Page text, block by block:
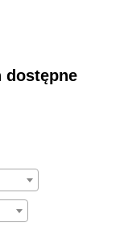
dostępne